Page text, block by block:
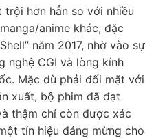
trội hơn hẳn so với nhiều
anime khác, đặc
năm 2017, nhờ vào sự
nghệ CGI và lòng kính
Mặc dù phải đối mặt với
xuất, bộ phim đã đạt
thậm chí còn được xác
tín hiệu đáng mừng cho